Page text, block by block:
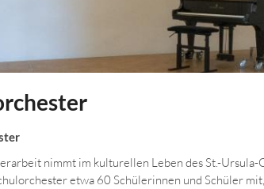
nimmt im kulturellen Leben des St.-Ursula-
etwa 60 Schülerinnen und Schüler